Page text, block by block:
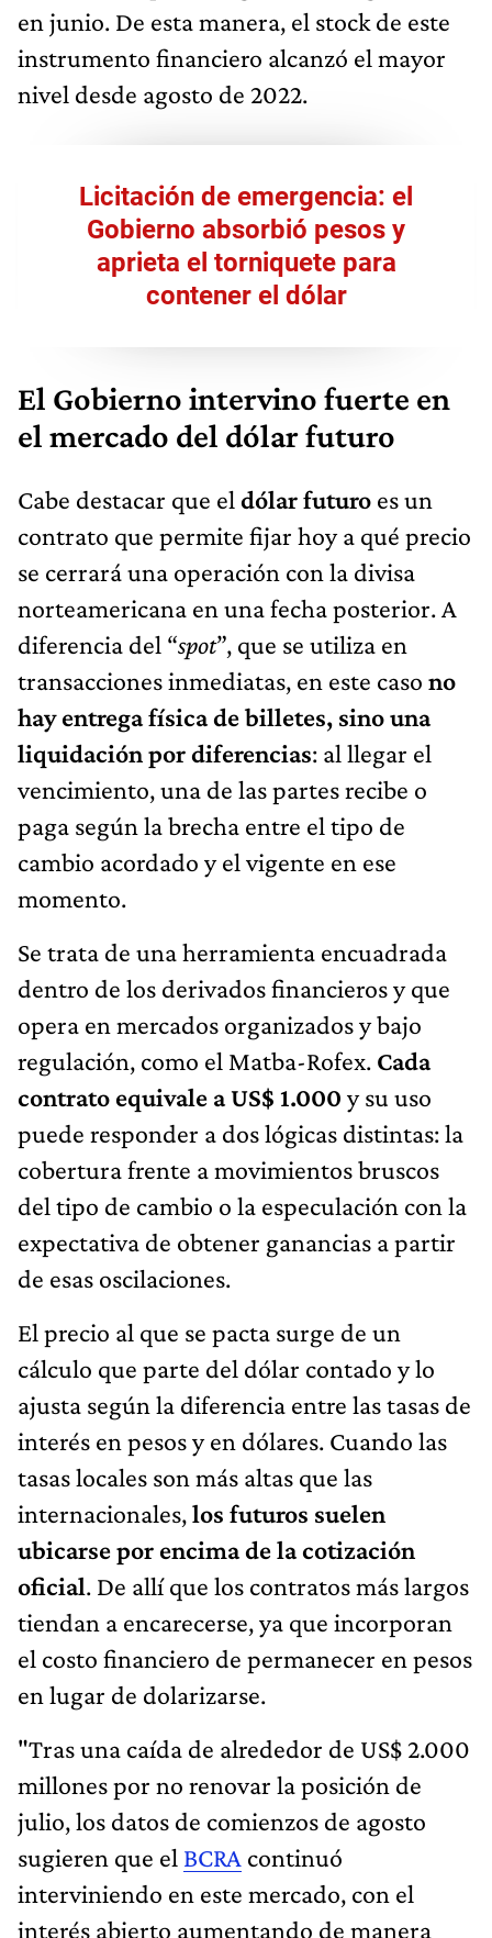
en junio. De esta manera, el stock de este
instrumento financiero alcanzó el mayor
nivel desde agosto de 2022.
Licitación de emergencia: el
Gobierno absorbió pesos y
aprieta el torniquete para
contener el dólar
El Gobierno intervino fuerte en
el mercado del dólar futuro
Cabe destacar que el dólar futuro es un
contrato que permite fijar hoy a qué precio
se cerrará una operación con la divisa
norteamericana en una fecha posterior. A
diferencia del “spot”, que se utiliza en
transacciones inmediatas, en este caso no
hay entrega física de billetes, sino una
liquidación por diferencias: al llegar el
vencimiento, una de las partes recibe o
paga según la brecha entre el tipo de
cambio acordado y el vigente en ese
momento.
Se trata de una herramienta encuadrada
dentro de los derivados financieros y que
opera en mercados organizados y bajo
regulación, como el Matba-Rofex. Cada
contrato equivale a US$ 1.000 y su uso
puede responder a dos lógicas distintas: la
cobertura frente a movimientos bruscos
del tipo de cambio o la especulación con la
expectativa de obtener ganancias a partir
de esas oscilaciones.
El precio al que se pacta surge de un
cálculo que parte del dólar contado y lo
ajusta según la diferencia entre las tasas de
interés en pesos y en dólares. Cuando las
tasas locales son más altas que las
internacionales,los futuros suelen
ubicarse por encima de la cotización
oficial. De allí que los contratos más largos
tiendan a encarecerse, ya que incorporan
el costo financiero de permanecer en pesos
en lugar de dolarizarse.
"Tras una caída de alrededor de US$ 2.000
millones por no renovar la posición de
julio, los datos de comienzos de agosto
sugieren que el BCRA continuó
interviniendo en este mercado, con el
interés abierto aumentando de manera